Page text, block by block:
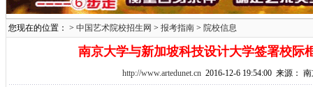
您现在的位置： > 中国艺术院校招生网 > 报考指南 > 院校信息
南京大学与新加坡科技设计大学签署校际
http://www.artedunet.cn2016-12-6 19:54:00 来源：